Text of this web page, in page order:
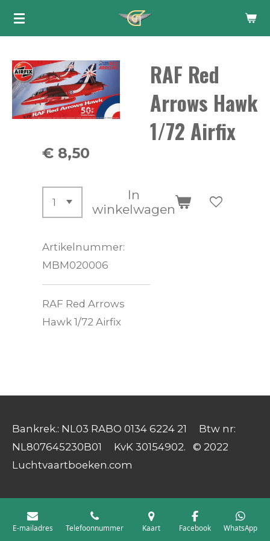
Ga
de
hoofdinhoud
RAF Red
Arrows Hawk
1/72 Airfix
€ 8,50
In
winkelwagen
Artikelnummer:
MBM020006
RAF Red Arrows
Hawk 1/72 Airfix
Bankrek.: NL03 RABO 0134 6224 21 Btw nr:
NL807645230B01 KvK 30154902. © 2022
Luchtvaartboeken.com
E-mailadres Telefoonnummer Kaart Facebook WhatsApp